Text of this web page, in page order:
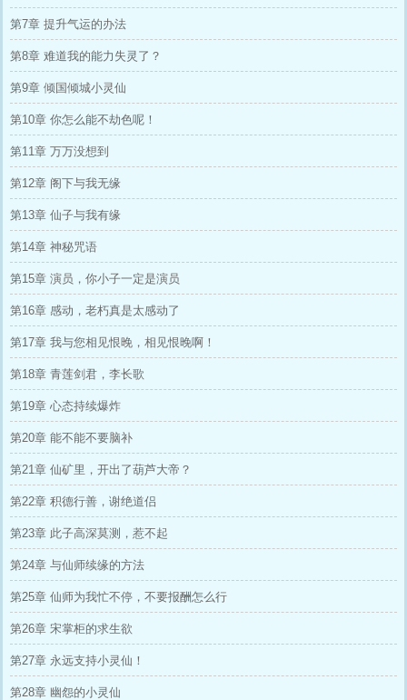
第7章 提升气运的办法
第8章 难道我的能力失灵了？
第9章 倾国倾城小灵仙
第10章 你怎么能不劫色呢！
第11章 万万没想到
第12章 阁下与我无缘
第13章 仙子与我有缘
第14章 神秘咒语
第15章 演员，你小子一定是演员
第16章 感动，老朽真是太感动了
第17章 我与您相见恨晚，相见恨晚啊！
第18章 青莲剑君，李长歌
第19章 心态持续爆炸
第20章 能不能不要脑补
第21章 仙矿里，开出了葫芦大帝？
第22章 积德行善，谢绝道侣
第23章 此子高深莫测，惹不起
第24章 与仙师续缘的方法
第25章 仙师为我忙不停，不要报酬怎么行
第26章 宋掌柜的求生欲
第27章 永远支持小灵仙！
第28章 幽怨的小灵仙